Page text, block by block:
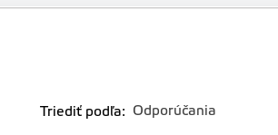
Triediť podľa: